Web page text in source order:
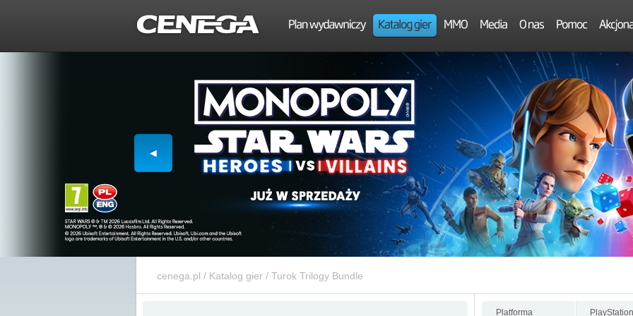
cenega.pl / Katalog gier/ Turok Trilogy Bundle
Platforma